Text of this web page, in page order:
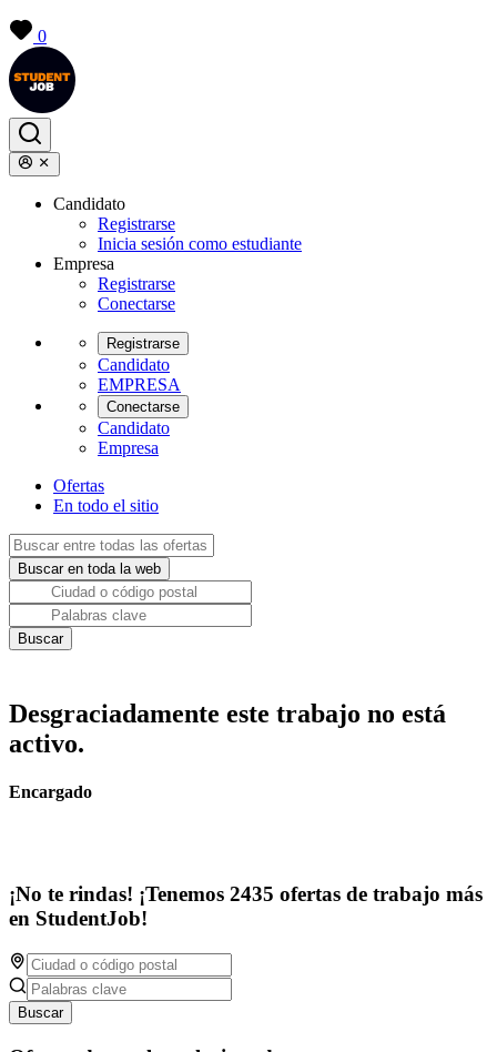
0
Candidato
Registrarse
Inicia sesión como estudiante
Empresa
Registrarse
Conectarse
Registrarse
Candidato
EMPRESA
Conectarse
Candidato
Empresa
Ofertas
En todo el sitio
Desgraciadamente este trabajo no está
activo.
Encargado
¡No te rindas! ¡Tenemos 2435 ofertas de trabajo más
en StudentJob!
Buscar